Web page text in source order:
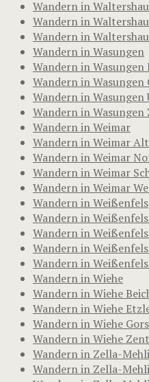
Wandern in
Wandern in
Wandern in
Wandern in Wasungen
Wandern in Wasungen
Wandern in Wasungen
Wandern in
Wandern in
Wandern in Weimar
Wandern in Weimar
Wandern in Weimar
Wandern in Weimar
Wandern in Weimar
Wandern in Weißenfels
Wandern in
Wandern in
Wandern in
Wandern in
Wandern in Wiehe
Wandern in Wiehe
Wandern in Wiehe
Wandern in Wiehe
Wandern in Wiehe
Wandern in Zella-
Wandern in Zella-